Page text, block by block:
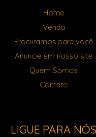
Home
Venda
Procuramos para você
Anuncie em nosso site
Quem Somos
Contato
LIGUE PARA NÓS